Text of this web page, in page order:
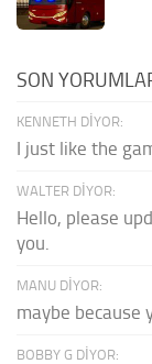
SON
KENNETH DIYOR:
I just like the
WALTER DIYOR:
Hello, please
you.
MANU DIYOR:
maybe because
BOBBY G DIYOR: